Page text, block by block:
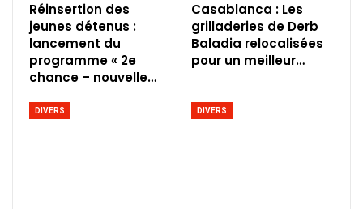
Réinsertion des
jeunes détenus :
lancement du
programme « 2e
chance – nouvelle…
Casablanca : Les
grilladeries de Derb
Baladia relocalisées
pour un meilleur…
DIVERS DIVERS